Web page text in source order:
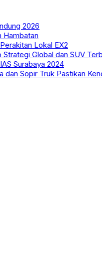
2026
Hambatan
Lokal EX2
Global dan SUV
Surabaya 2024
Sopir Truk Pastikan